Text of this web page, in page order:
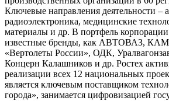
Ключевые направления деятельности –
радиоэлектроника, медицинские
материалы и др. В портфель корпорации
известные бренды, как АВТОВАЗ,
«Вертолеты России», ОДК,
Концерн Калашников и др. Ростех
реализации всех 12 национальных
является ключевым поставщиком
города», занимается цифровизацией